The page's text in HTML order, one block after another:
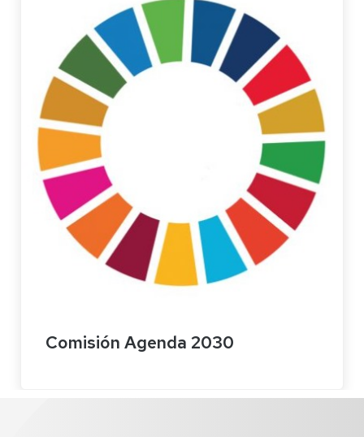
Comisión Agenda 2030